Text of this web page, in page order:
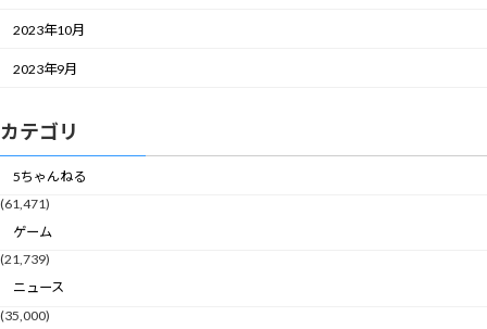
2023年10月
2023年9月
カテゴリ
5ちゃんねる
(61,471)
ゲーム
(21,739)
ニュース
(35,000)